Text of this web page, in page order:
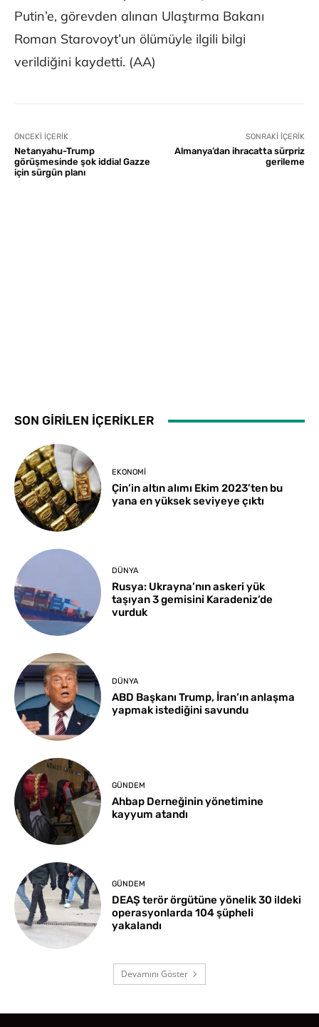
Putin’e, görevden alınan Ulaştırma Bakanı
Roman Starovoyt’un ölümüyle ilgili bilgi
verildiğini kaydetti. (AA)
ÖNCEKI İÇERIK
Netanyahu-Trump
görüşmesinde şok iddia! Gazze
için sürgün planı
SONRAKI İÇERIK
Almanya’dan ihracatta sürpriz
gerileme
SON GİRİLEN İÇERİKLER
EKONOMI
Çin’in altın alımı Ekim 2023’ten bu
yana en yüksek seviyeye çıktı
DÜNYA
Rusya: Ukrayna’nın askeri yük
taşıyan 3 gemisini Karadeniz’de
vurduk
DÜNYA
ABD Başkanı Trump, İran’ın anlaşma
yapmak istediğini savundu
GÜNDEM
Ahbap Derneğinin yönetimine
kayyum atandı
GÜNDEM
DEAŞ terör örgütüne yönelik 30 ildeki
operasyonlarda 104 şüpheli
yakalandı
Devamını Göster